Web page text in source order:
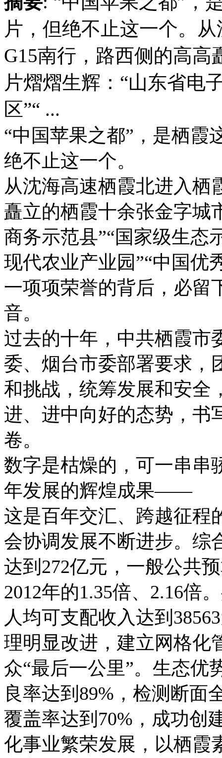
片，但绝不止这一个。
G15南行，路西侧的高
片熠熠生辉：“山东省电
区”“ ...
“中国苹果之都”，是栖霞
绝不止这一个。
从沈海高速栖霞北进入栖
矗立的栖霞十余张金字城
商务示范县”“国家级生态
现代农业产业园”“中国
一项项荣誉的背后，必留
音。
过去的十年，中共栖霞市
委、烟台市委部署要求，
和挑战，统筹发展和安全
进、进中向好的态势，书
卷。
数字是枯燥的，可一串串
年发展的辉煌成果——
这是百年交汇、跨越征程
会协调发展不断进步。综
达到272亿元，一般公共
2012年的1.35倍、2.16倍
人均可支配收入达到
理明显改进，建立网格化
众“最后一公里”。生态优
良率达到89%，检测断面
覆盖率达到70%，成功创
化事业繁荣发展，以栖霞